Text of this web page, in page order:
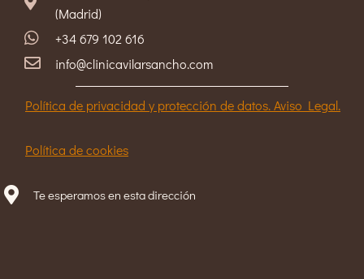
(Madrid)
+34 679 102 616
info@clinicavilarsancho.com
Política de privacidad y protección de datos. Aviso Legal.
Política de cookies
Te esperamos en esta dirección